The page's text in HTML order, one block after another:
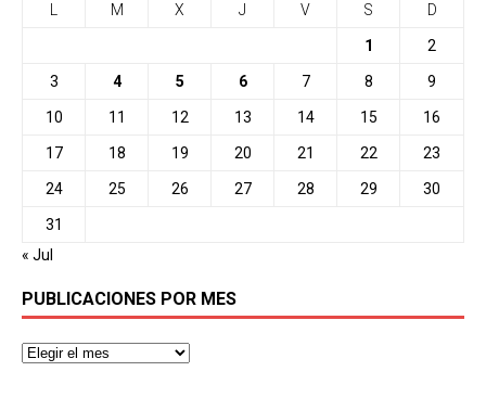
L M X J V S D
1 2
3 4 5 6 7 8 9
10 11 12 13 14 15 16
17 18 19 20 21 22 23
24 25 26 27 28 29 30
31
« Jul
PUBLICACIONES POR MES